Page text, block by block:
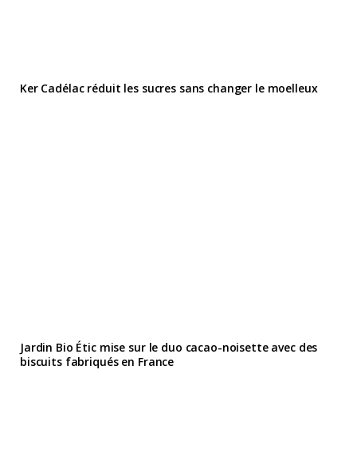
Ker Cadélac réduit les sucres sans changer le moelleux
Jardin Bio Étic mise sur le duo cacao-noisette avec des
biscuits fabriqués en France